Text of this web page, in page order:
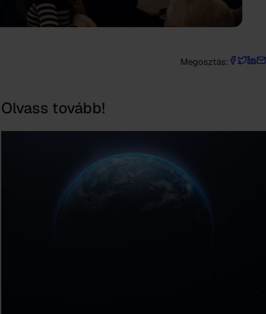
Megosztás:
Olvass tovább!